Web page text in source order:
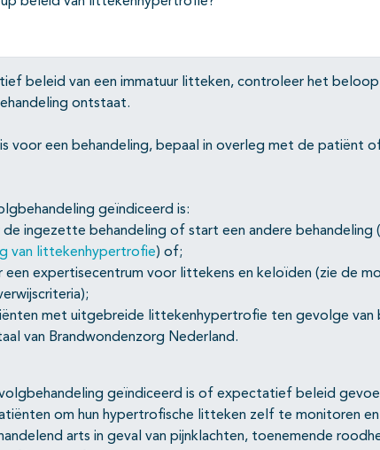
beleid van een immatuur litteken, controleer het
ontstaat.
voor een behandeling, bepaal in overleg met de patiënt
geïndiceerd is:
de ingezette behandeling of start een andere behandeling
van littekenhypertrofie) of;
een expertisecentrum voor littekens en keloïden (zie de
met uitgebreide littekenhypertrofie ten gevolge van
van Brandwondenzorg Nederland.
geïndiceerd is of expectatief beleid
om hun hypertrofische litteken zelf te monitoren
arts in geval van pijnklachten, toenemende